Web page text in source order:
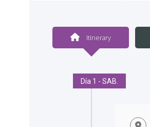
Itinerary
Día 1 - SAB.